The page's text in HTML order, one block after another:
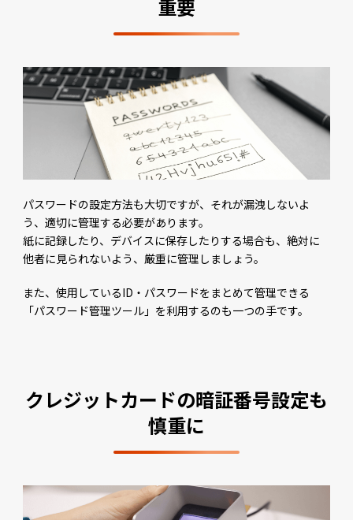
重要
パスワードの設定方法も大切ですが、それが漏洩しないよ
う、適切に管理する必要があります。
紙に記録したり、デバイスに保存したりする場合も、絶対に
他者に見られないよう、厳重に管理しましょう。
また、使用しているID・パスワードをまとめて管理できる
「パスワード管理ツール」を利用するのも一つの手です。
クレジットカードの暗証番号設定も
慎重に